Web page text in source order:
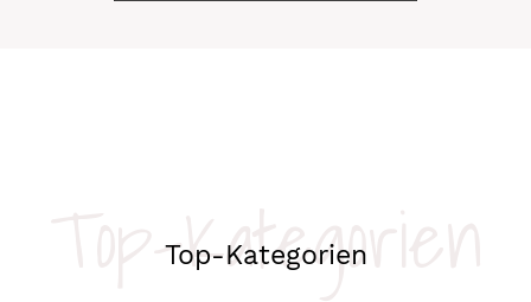
Top-Kategorien
Top-Kategorien